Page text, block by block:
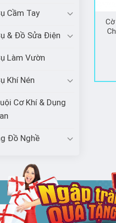
Cầm Tay
& Đồ Sửa Điện
Làm Vườn
Khí Nén
Cơ Khí & Dụng
Đồ Nghề